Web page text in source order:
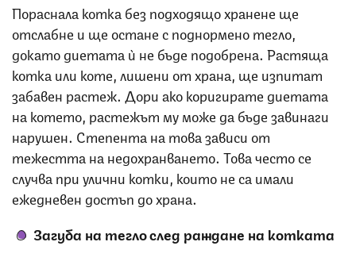
Пораснала котка без подходящо хранене ще
отслабне и ще остане с поднормено тегло,
докато диетата ѝ не бъде подобрена. Растяща
котка или коте, лишени от храна, ще изпитат
забавен растеж. Дори ако коригирате диетата
на котето, растежът му може да бъде завинаги
нарушен. Степента на това зависи от
тежестта на недохранването. Това често се
случва при улични котки, които не са имали
ежедневен достъп до храна.
Загуба на тегло след раждане на котката